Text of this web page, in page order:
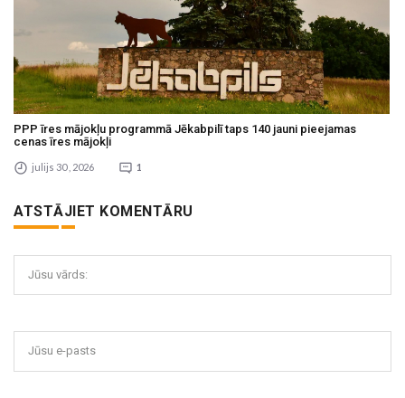
PPP īres mājokļu programmā Jēkabpilī taps 140 jauni pieejamas
cenas īres mājokļi
julijs 30 , 2026 1
ATSTĀJIET KOMENTĀRU
Jūsu vārds:
Jūsu e-pasts